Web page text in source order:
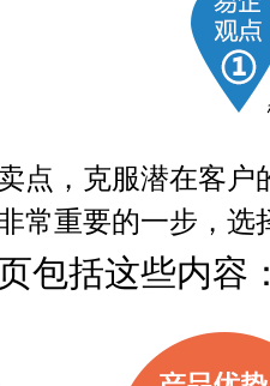
点，克服潜在客
常重要的一步，选
包括这些内容